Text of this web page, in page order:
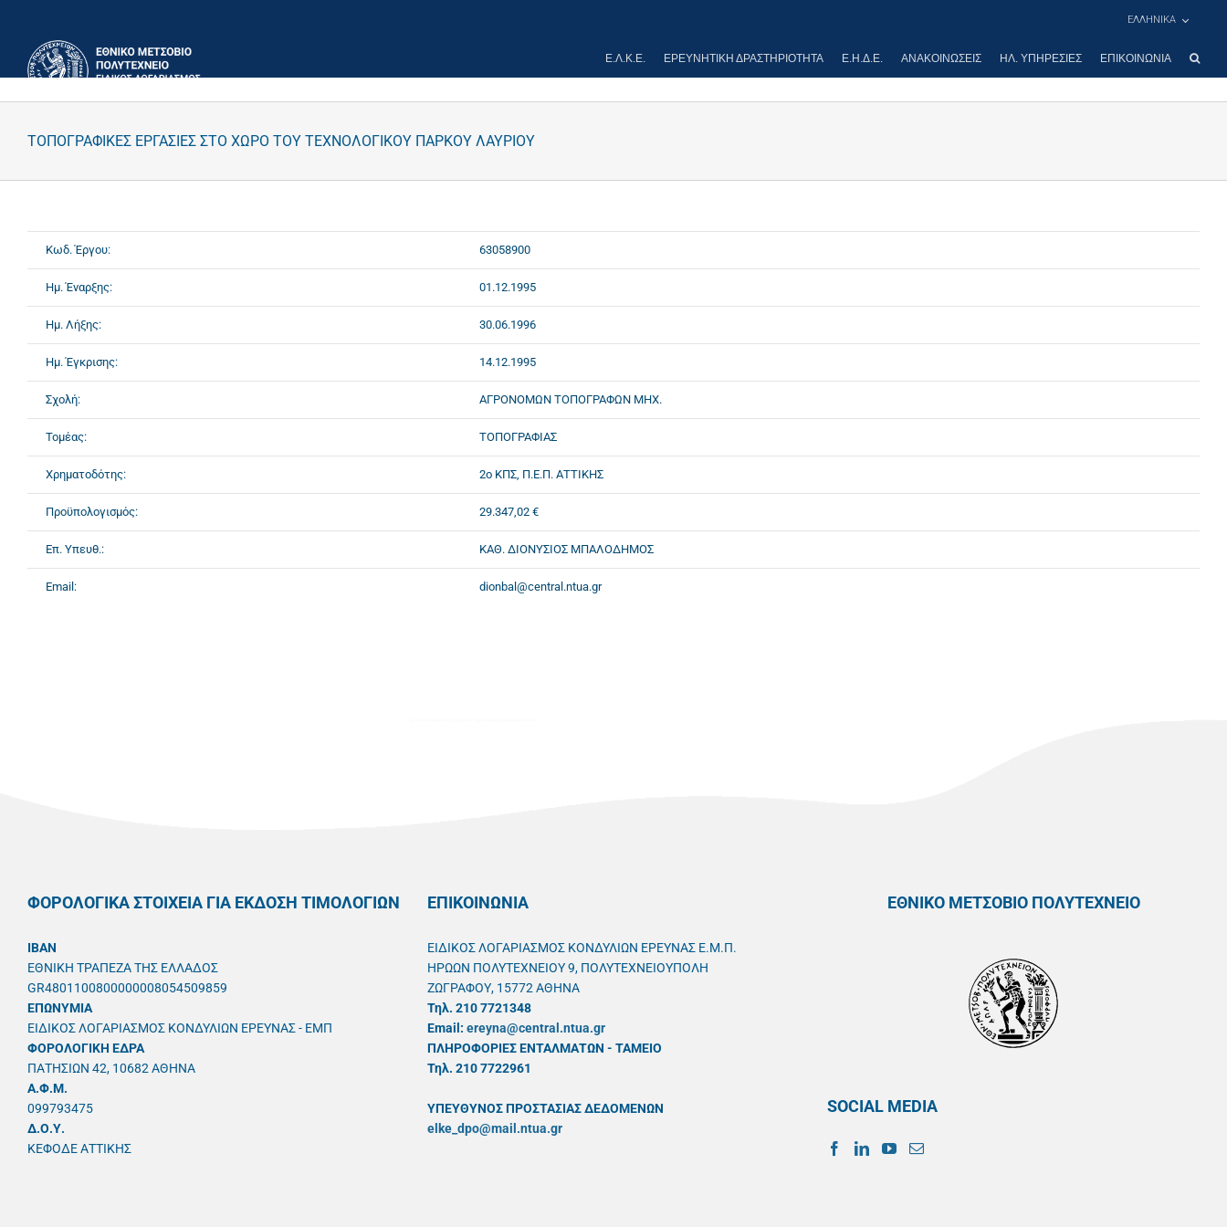
περιεχόμενο
ΕΛΛΗΝΙΚΑ
Ε.Λ.Κ.Ε. ΕΡΕΥΝΗΤΙΚΉ ΔΡΑΣΤΗΡΙΌΤΗΤΑ Ε.Η.Δ.Ε. ΑΝΑΚΟΙΝΏΣΕΙΣ ΗΛ. ΥΠΗΡΕΣΊΕΣ ΕΠΙΚΟΙΝΩΝΊΑ
ΤΟΠΟΓΡΑΦΙΚΕΣ ΕΡΓΑΣΙΕΣ ΣΤΟ ΧΩΡΟ ΤΟΥ ΤΕΧΝΟΛΟΓΙΚΟΥ ΠΑΡΚΟΥ ΛΑΥΡΙΟΥ
Κωδ. Έργου: 63058900
Ημ. Έναρξης: 01.12.1995
Ημ. Λήξης: 30.06.1996
Ημ. Έγκρισης: 14.12.1995
Σχολή: ΑΓΡΟΝΟΜΩΝ ΤΟΠΟΓΡΑΦΩΝ ΜΗΧ.
Τομέας: ΤΟΠΟΓΡΑΦΙΑΣ
Χρηματοδότης: 2ο ΚΠΣ, Π.Ε.Π. ΑΤΤΙΚΗΣ
Προϋπολογισμός: 29.347,02 €
Επ. Υπευθ.: ΚΑΘ. ΔΙΟΝΥΣΙΟΣ ΜΠΑΛΟΔΗΜΟΣ
Email: dionbal@central.ntua.gr
ΦΟΡΟΛΟΓΙΚΑ ΣΤΟΙΧΕΙΑ ΓΙΑ ΕΚΔΟΣΗ ΤΙΜΟΛΟΓΙΩΝ
IBAN
ΕΘΝΙΚΗ ΤΡΑΠΕΖΑ ΤΗΣ ΕΛΛΑΔΟΣ
GR4801100800000008054509859
ΕΠΩΝΥΜΙΑ
ΕΙΔΙΚΟΣ ΛΟΓΑΡΙΑΣΜΟΣ ΚΟΝΔΥΛΙΩΝ ΕΡΕΥΝΑΣ - ΕΜΠ
ΦΟΡΟΛΟΓΙΚΗ ΕΔΡΑ
ΠΑΤΗΣΙΩΝ 42, 10682 ΑΘΗΝΑ
A.Φ.Μ.
099793475
Δ.Ο.Υ.
ΚΕΦΟΔΕ ΑΤΤΙΚΗΣ
ΕΠΙΚΟΙΝΩΝΙΑ
ΕΙΔΙΚΟΣ ΛΟΓΑΡΙΑΣΜΟΣ ΚΟΝΔΥΛΙΩΝ ΕΡΕΥΝΑΣ Ε.Μ.Π.
ΗΡΩΩΝ ΠΟΛΥΤΕΧΝΕΙΟΥ 9, ΠΟΛΥΤΕΧΝΕΙΟΥΠΟΛΗ
ΖΩΓΡΑΦΟΥ, 15772 ΑΘΗΝΑ
Τηλ. 210 7721348
Email: ereyna@central.ntua.gr
ΠΛΗΡΟΦΟΡΙΕΣ ΕΝΤΑΛΜΑΤΩΝ - ΤΑΜΕΙΟ
Τηλ. 210 7722961
ΥΠΕΥΘYΝΟΣ ΠΡΟΣΤΑΣΙΑΣ ΔΕΔΟΜΕΝΩΝ
elke_dpo@mail.ntua.gr
ΕΘΝΙΚΟ ΜΕΤΣΟΒΙΟ ΠΟΛΥΤΕΧΝΕΙΟ
SOCIAL MEDIA